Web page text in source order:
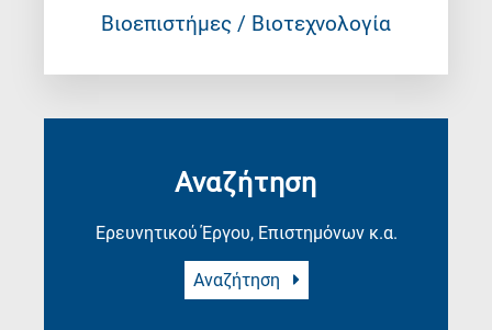
Βιοεπιστήμες / Βιοτεχνολογία
Αναζήτηση
Ερευνητικού Έργου, Επιστημόνων κ.α.
Αναζήτηση